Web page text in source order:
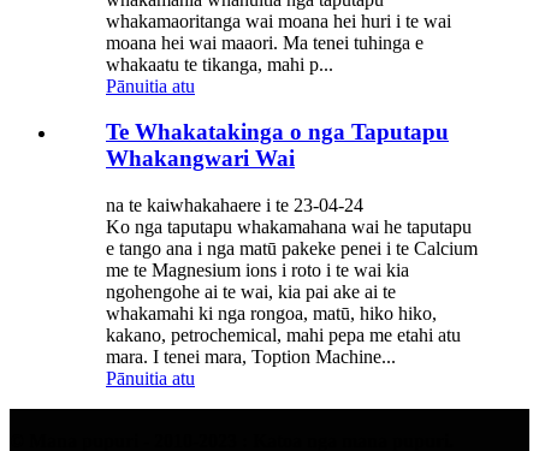
whakamaoritanga wai moana hei huri i te wai
moana hei wai maaori. Ma tenei tuhinga e
whakaatu te tikanga, mahi p...
Pānuitia atu
Te Whakatakinga o nga Taputapu
Whakangwari Wai
na te kaiwhakahaere i te 23-04-24
Ko nga taputapu whakamahana wai he taputapu
e tango ana i nga matū pakeke penei i te Calcium
me te Magnesium ions i roto i te wai kia
ngohengohe ai te wai, kia pai ake ai te
whakamahi ki nga rongoa, matū, hiko hiko,
kakano, petrochemical, mahi pepa me etahi atu
mara. I tenei mara, Toption Machine...
Pānuitia atu